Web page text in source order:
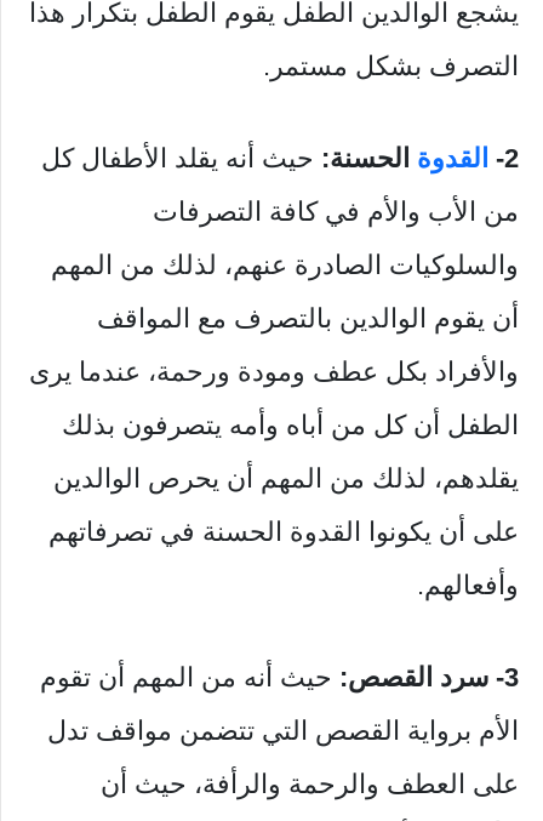
يشجع الوالدين الطفل يقوم الطفل بتكرار هذا
التصرف بشكل مستمر.
2- القدوة الحسنة: حيث أنه يقلد الأطفال كل
من الأب والأم في كافة التصرفات
والسلوكيات الصادرة عنهم، لذلك من المهم
أن يقوم الوالدين بالتصرف مع المواقف
والأفراد بكل عطف ومودة ورحمة، عندما يرى
الطفل أن كل من أباه وأمه يتصرفون بذلك
يقلدهم، لذلك من المهم أن يحرص الوالدين
على أن يكونوا القدوة الحسنة في تصرفاتهم
وأفعالهم.
3- سرد القصص:
حيث أنه من المهم أن تقوم
الأم برواية القصص التي تتضمن مواقف تدل
على العطف والرحمة والرأفة، حيث أن